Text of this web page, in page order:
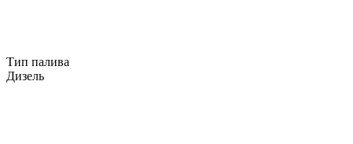
Тип палива
Дизель